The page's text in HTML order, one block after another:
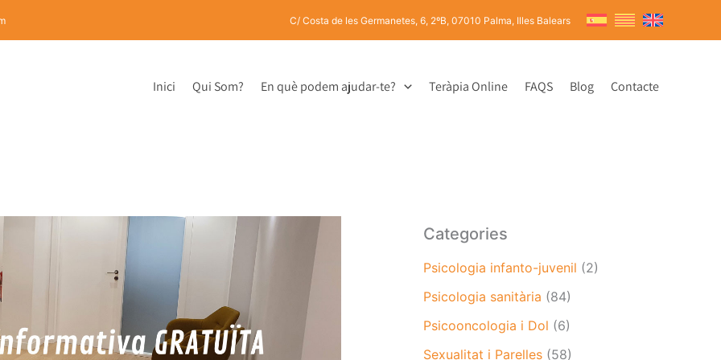
C/ Costa de les Germanetes, 6, 2ºB, 07010 Palma, Illes Balears
Inici Qui Som? En què podem ajudar-te? Teràpia Online FAQS Blog Contacte
Categories
Psicologia infanto-juvenil (2)
Psicologia sanitària (84)
Psicooncologia i Dol (6)
Sexualitat i Parelles (58)